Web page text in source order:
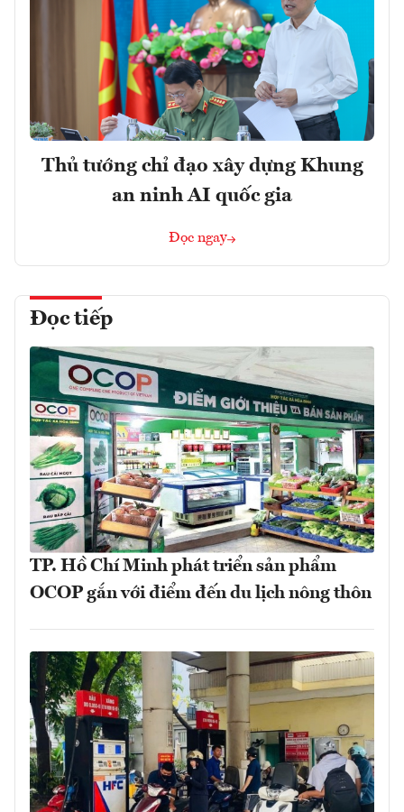
Thủ tướng chỉ đạo xây dựng Khung
an ninh AI quốc gia
Đọc ngay
Đọc tiếp
TP. Hồ Chí Minh phát triển sản phẩm
OCOP gắn với điểm đến du lịch nông thôn